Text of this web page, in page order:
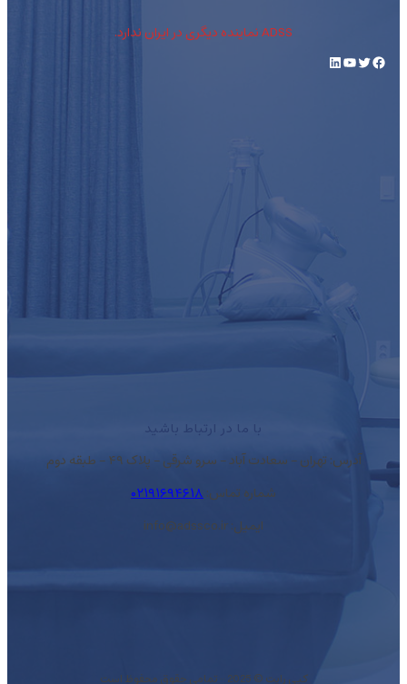
ADSS نماینده دیگری در ایران ندارد.
فیس‌بوکتوییتر یوتیوبلینکداین
با ما در ارتباط باشید
آدرس: تهران – سعادت آباد – سرو شرقی – پلاک ۴۹ – طبقه دوم
شماره تماس:۰۲۱۹۱۶۹۴۶۱۸
ایمیل: info@adssco.ir
کپی رایت © 2025 · · تمامی حقوق محفوظ است